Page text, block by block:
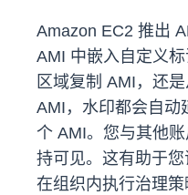
Amazon EC2 推出
AMI 中嵌入自定义
区域复制 AMI，还
AMI，水印都会自动
个 AMI。您与其他
持可见。这有助于
在组织内执行治理策